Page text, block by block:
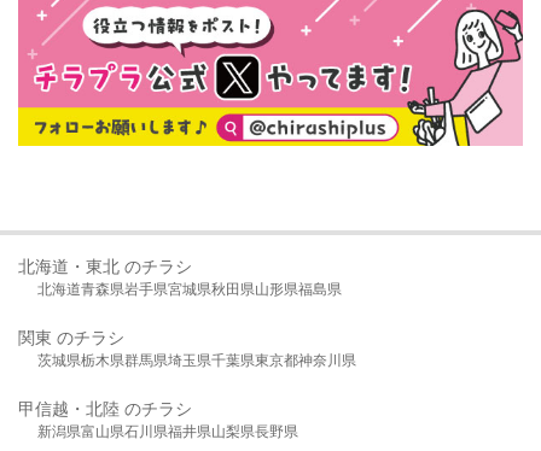
北海道・東北 のチラシ
北海道青森県岩手県宮城県秋田県山形県福島県
関東 のチラシ
茨城県栃木県群馬県埼玉県千葉県東京都神奈川県
甲信越・北陸 のチラシ
新潟県富山県石川県福井県山梨県長野県